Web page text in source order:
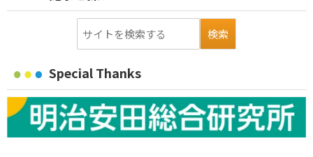
Special Thanks